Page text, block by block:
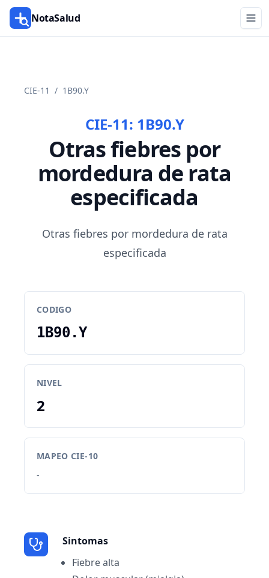
NotaSalud
CIE-11 / 1B90.Y
CIE-11: 1B90.Y
Otras fiebres por
mordedura de rata
especificada
Otras fiebres por mordedura de rata
especificada
CODIGO
1B90.Y
NIVEL
2
MAPEO CIE-10
-
Sintomas
Fiebre alta